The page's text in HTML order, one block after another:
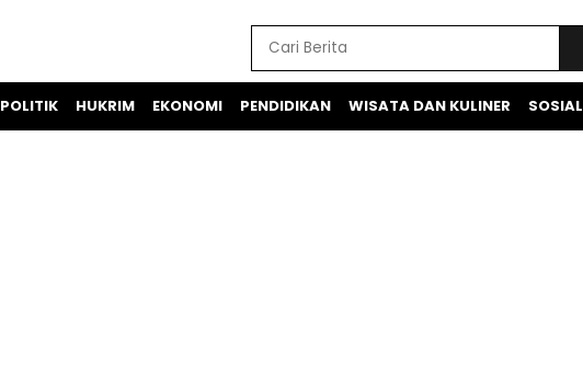
POLITIK HUKRIM EKONOMI PENDIDIKAN WISATA DAN KULINER SOSIAL